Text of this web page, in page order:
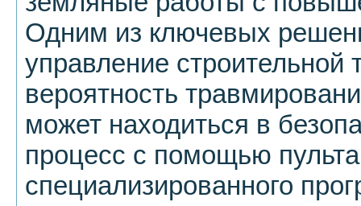
Одним из ключевых
управление строительной
вероятность
может находиться в
процесс с помощью
специализированного